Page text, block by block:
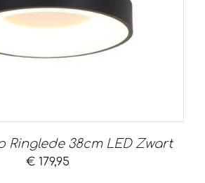
Ringlede 38cm LED Zwart
€ 179,95